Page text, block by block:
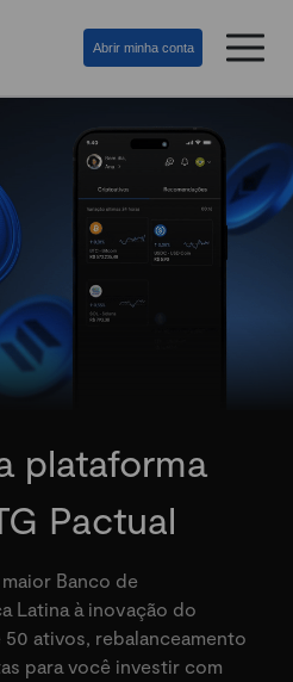
Abrir minha conta
plataforma
Pactual
Banco de
Latina à inovação do
ativos, rebalanceamento
para você investir com